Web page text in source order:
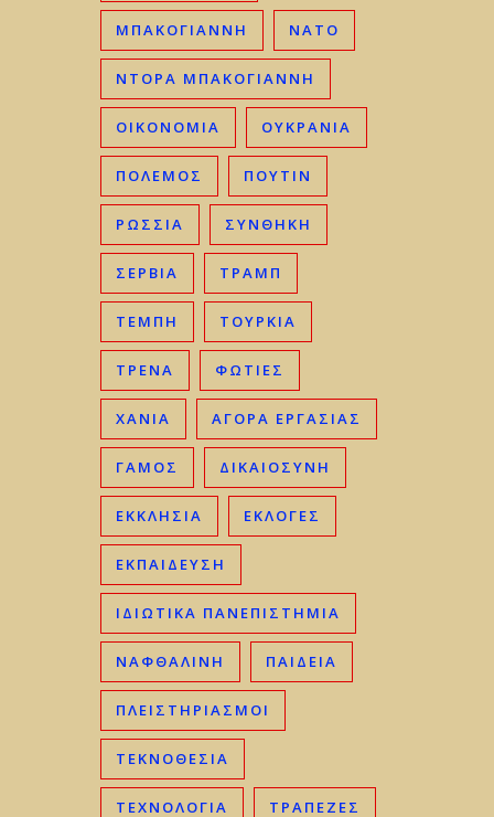
ΜΠΑΚΟΓΙΆΝΝΗ ΝΑΤΟ
ΝΤΟΡΑ ΜΠΑΚΟΓΙΑΝΝΗ
ΟΙΚΟΝΟΜΊΑ ΟΥΚΡΑΝΊΑ
ΠΟΛΕΜΟΣ ΠΟΥΤΙΝ
ΡΩΣΣΊΑ ΣΥΝΘΗΚΗ
ΣΕΡΒΊΑ ΤΡΑΜΠ
ΤΈΜΠΗ ΤΟΥΡΚΊΑ
ΤΡΈΝΑ ΦΩΤΙΈΣ
ΧΑΝΙΆ ΑΓΟΡΆ ΕΡΓΑΣΊΑΣ
ΓΑΜΟΣ ΔΙΚΑΙΟΣΎΝΗ
ΕΚΚΛΗΣΊΑ ΕΚΛΟΓΈΣ
ΕΚΠΑΊΔΕΥΣΗ
ΙΔΙΩΤΙΚΆ ΠΑΝΕΠΙΣΤΉΜΙΑ
ΝΑΦΘΑΛΊΝΗ ΠΑΙΔΕΊΑ
ΠΛΕΙΣΤΗΡΙΑΣΜΟΊ
ΤΕΚΝΟΘΕΣΊΑ
ΤΕΧΝΟΛΟΓΊΑ ΤΡΆΠΕΖΕΣ